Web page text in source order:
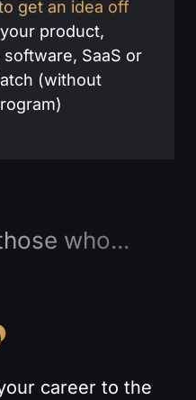
get an idea off
product,
SaaS or
(without
who...
career to the